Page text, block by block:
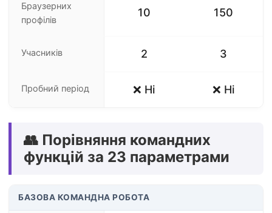
Браузерних
профілів
10 150
Учасників 2 3
Пробний період ❌ Ні ❌ Ні
👥 Порівняння командних
функцій за 23 параметрами
БАЗОВА КОМАНДНА РОБОТА